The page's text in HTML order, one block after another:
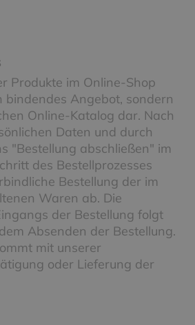
Produkte im Online-Shop
bindendes Angebot, sondern
Online-Katalog dar. Nach
Daten und durch
"Bestellung abschließen" im
des Bestellprozesses
Bestellung der im
Waren ab. Die
der Bestellung folgt
Absenden der Bestellung.
mit unserer
oder Lieferung der